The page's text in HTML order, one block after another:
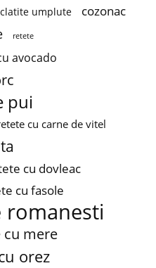
clatite umplute
cozonac
retete
avocado
pui
cu carne de vitel
cu dovleac
cu fasole
romanesti
cu mere
orez